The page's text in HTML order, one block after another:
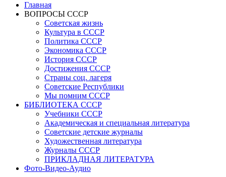
Главная
ВОПРОСЫ СССР
Советская жизнь
Культура в СССР
Политика СССР
Экономика СССР
История СССР
Достижения СССР
Страны соц. лагеря
Советские Республики
Мы помним СССР
БИБЛИОТЕКА СССР
Учебники СССР
Академическая и специальная литература
Советские детские журналы
Художественная литература
Журналы СССР
ПРИКЛАДНАЯ ЛИТЕРАТУРА
Фото-Видео-Аудио